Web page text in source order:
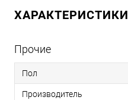
ХАРАКТЕРИСТИКИ
Прочие
Пол
Производитель